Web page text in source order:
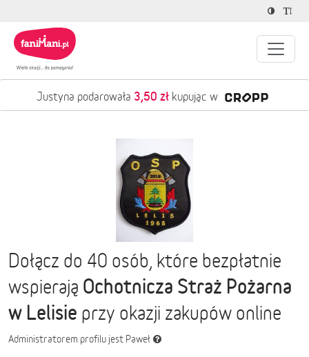
Justyna podarowała 3,50 zł kupując w
Dołącz do 40 osób, które bezpłatnie
wspierają Ochotnicza Straż Pożarna
w Lelisie przy okazji zakupów online
Administratorem profilu jest Paweł